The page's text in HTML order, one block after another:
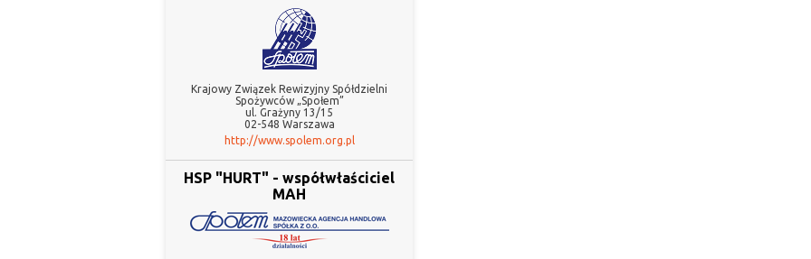
Krajowy Związek Rewizyjny Spółdzielni
Spożywców „Społem”
ul. Grażyny 13/15
02-548 Warszawa
http://www.spolem.org.pl
HSP "HURT" - współwłaściciel
MAH